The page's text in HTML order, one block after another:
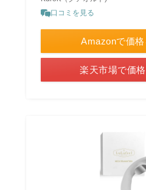
口コミを見る
Amazonで価
楽天市場で価